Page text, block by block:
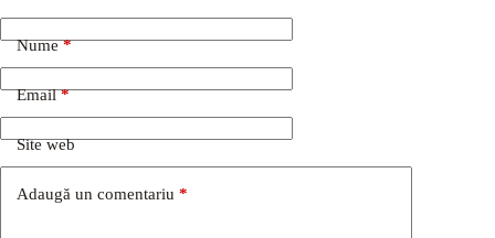
Nume*
Email*
Site web
Adaugă un comentariu *